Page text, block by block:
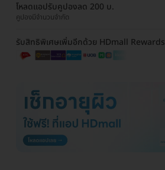
โหลดแอปรับคูปองลด 200 บ.
คูปองมีจำนวนจำกัด
รับสิทธิพิเศษเพิ่มอีกด้วย HDmall Rewards